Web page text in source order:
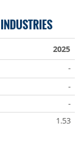
2025
-
-
-
1.53